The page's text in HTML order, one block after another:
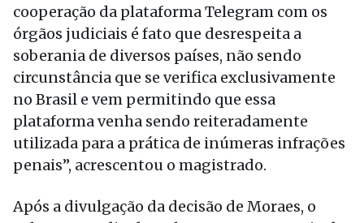
cooperação da plataforma Telegram com os
órgãos judiciais é fato que desrespeita a
soberania de diversos países, não sendo
circunstância que se verifica exclusivamente
no Brasil e vem permitindo que essa
plataforma venha sendo reiteradamente
utilizada para a prática de inúmeras infrações
penais”, acrescentou o magistrado.
Após a divulgação da decisão de Moraes, o